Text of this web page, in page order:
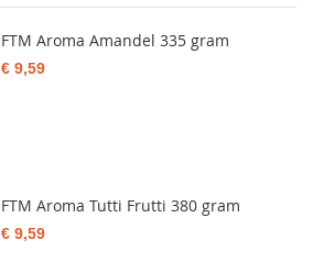
FTM Aroma Amandel 335 gram
€ 9,59
FTM Aroma Tutti Frutti 380 gram
€ 9,59